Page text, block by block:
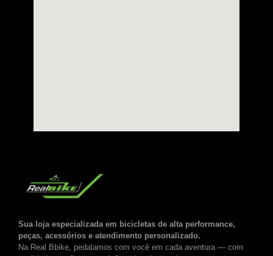
Sua loja especializada em bicicletas de alta performance,
peças, acessórios e atendimento personalizado.
Na Real Bbike, pedalamos com você em cada aventura — com